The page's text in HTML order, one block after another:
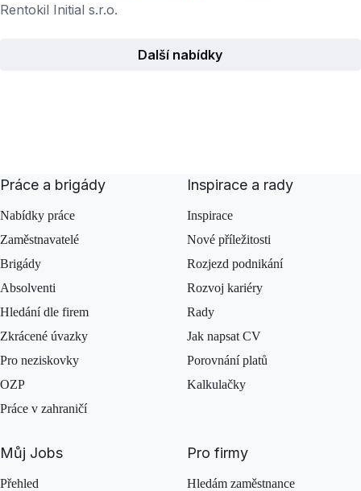
Rentokil Initial s.r.o.
Další nabídky
Práce a brigády
Nabídky práce
Zaměstnavatelé
Brigády
Absolventi
Hledání dle firem
Zkrácené úvazky
Pro neziskovky
OZP
Práce v zahraničí
Inspirace a rady
Inspirace
Nové příležitosti
Rozjezd podnikání
Rozvoj kariéry
Rady
Jak napsat CV
Porovnání platů
Kalkulačky
Můj Jobs
Přehled
Pro firmy
Hledám zaměstnance